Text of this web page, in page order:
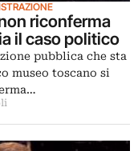
riconferma
il caso politico
pubblica che sta
museo toscano si